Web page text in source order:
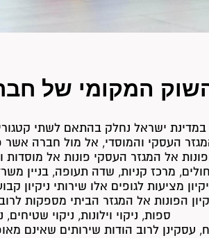
המקומי של
במדינת ישראל נחלק בהתאם לשתי
העסקי והמוסדי, אל מול חברה אשר
אל המגזר העסקי פונות אל מוסדות
חולים, מרכז קניות, שדה תעופה, בניין
מציעות לגופים אלו שירותי ניקיון
הפונות אל המגזר הביתי מספקות לרוב
ספות, ניקוי וילונות, ניקוי שטיחים,
לרוב הודות שירותים שאינם